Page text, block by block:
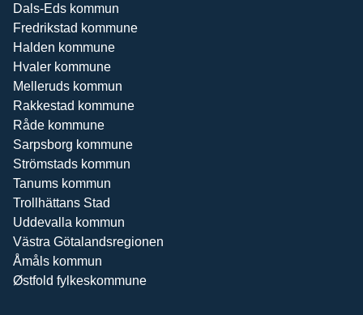
Dals-Eds kommun
Fredrikstad kommune
Halden kommune
Hvaler kommune
Melleruds kommun
Rakkestad kommune
Råde kommune
Sarpsborg kommune
Strömstads kommun
Tanums kommun
Trollhättans Stad
Uddevalla kommun
Västra Götalandsregionen
Åmåls kommun
Østfold fylkeskommune